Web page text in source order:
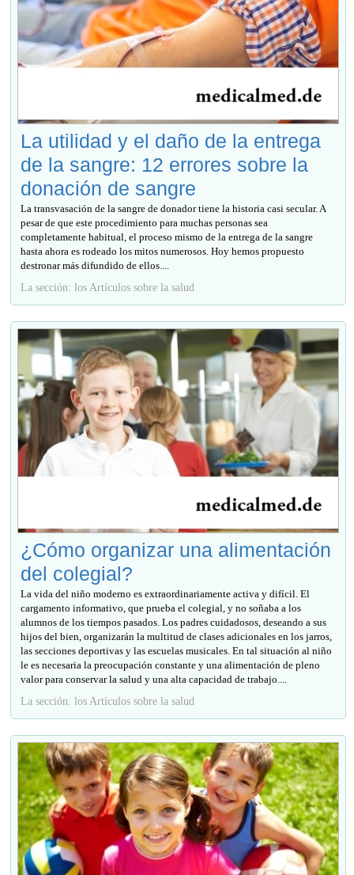
La utilidad y el daño de la entrega
de la sangre: 12 errores sobre la
donación de sangre
La transvasación de la sangre de donador tiene la historia casi secular. A
pesar de que este procedimiento para muchas personas sea
completamente habitual, el proceso mismo de la entrega de la sangre
hasta ahora es rodeado los mitos numerosos. Hoy hemos propuesto
destronar más difundido de ellos....
La sección: los Artículos sobre la salud
¿Cómo organizar una alimentación
del colegial?
La vida del niño moderno es extraordinariamente activa y difícil. El
cargamento informativo, que prueba el colegial, y no soñaba a los
alumnos de los tiempos pasados. Los padres cuidadosos, deseando a sus
hijos del bien, organizarán la multitud de clases adicionales en los jarros,
las secciones deportivas y las escuelas musicales. En tal situación al niño
le es necesaria la preocupación constante y una alimentación de pleno
valor para conservar la salud y una alta capacidad de trabajo....
La sección: los Artículos sobre la salud